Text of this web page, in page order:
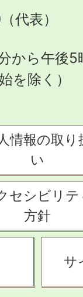
代表）
から午後5
を除く）
情報の取り
い
セシビリテ
方針
サ